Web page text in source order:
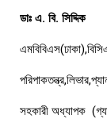
ডাঃ এ. বি. সিদ্দিক
সহকারী অধ্যাপক